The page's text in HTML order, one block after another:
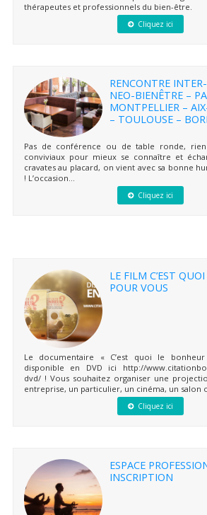
thérapeutes et professionnels du bien-être.
Cliquez ici
RENCONTRE
NEO-BIENÊTRE –
MONTPELLIER –
– TOULOUSE –
Pas de conférence ou de table ronde, rien
conviviaux pour mieux se connaître et
cravates au placard, on vient avec sa bonne
! L’occasion...
Cliquez ici
LE FILM C’EST
POUR VOUS
Le documentaire « C’est quoi le
disponible en DVD ici http://
dvd/ ! Vous souhaitez organiser une
entreprise, un particulier, un cinéma, un salon
Cliquez ici
ESPACE
INSCRIPTION